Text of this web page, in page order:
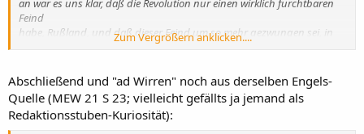
an war es uns klar, daß die Revolution nur einen wirklich furchtbaren
Feind
habe, Rußland, und daß dieser Feind um so mehr gezwungen sei, in
an-
nahm. Die Ereignisse von Wien, Mailand, Berlin mußten den russischen
Angriff verzögern, aber sein endliches Kommen wurde um so gewisser,
je
Zum Vergrößern anklicken....
Abschließend und "ad Wirren" noch aus derselben Engels-
Quelle (MEW 21 S 23; vielleicht gefällts ja jemand als
Redaktionsstuben-Kuriosität):